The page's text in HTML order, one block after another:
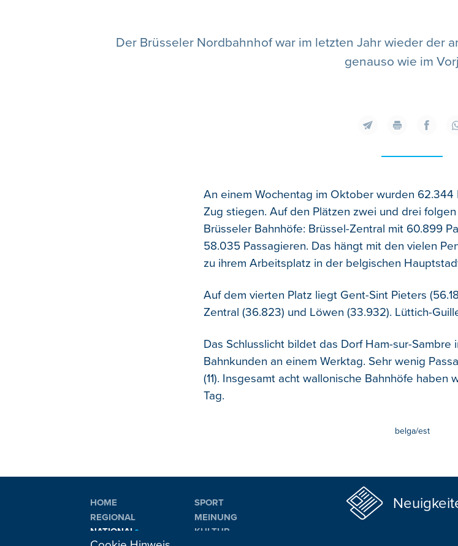
Der Brüsseler Nordbahnhof war im letzten Jahr wieder der
genauso wie im
An einem Wochentag im Oktober wurden 62.344
Zug stiegen. Auf den Plätzen zwei und drei
Brüsseler Bahnhöfe: Brüssel-Zentral mit 60.899
58.035 Passagieren. Das hängt mit den vielen
zu ihrem Arbeitsplatz in der belgischen
Auf dem vierten Platz liegt Gent-Sint Pieters
Zentral (36.823) und Löwen (33.932). Lüttich-
Das Schlusslicht bildet das Dorf Ham-sur-Sambre
Bahnkunden an einem Werktag. Sehr wenig
(11). Insgesamt acht wallonische Bahnhöfe haben
Tag.
belga/est
HOME
REGIONAL
NATIONAL
SPORT
MEINUNG
KULTUR